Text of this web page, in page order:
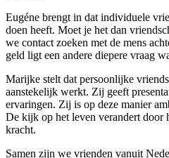
Eugéne brengt in dat individuele
doen heeft. Moet je het dan
we contact zoeken met de mens
geld ligt een andere diepere vraag
Marijke stelt dat persoonlijke
aanstekelijk werkt. Zij geeft
ervaringen. Zij is op deze manier
De kijk op het leven verandert door
kracht.
Samen zijn we vrienden vanuit